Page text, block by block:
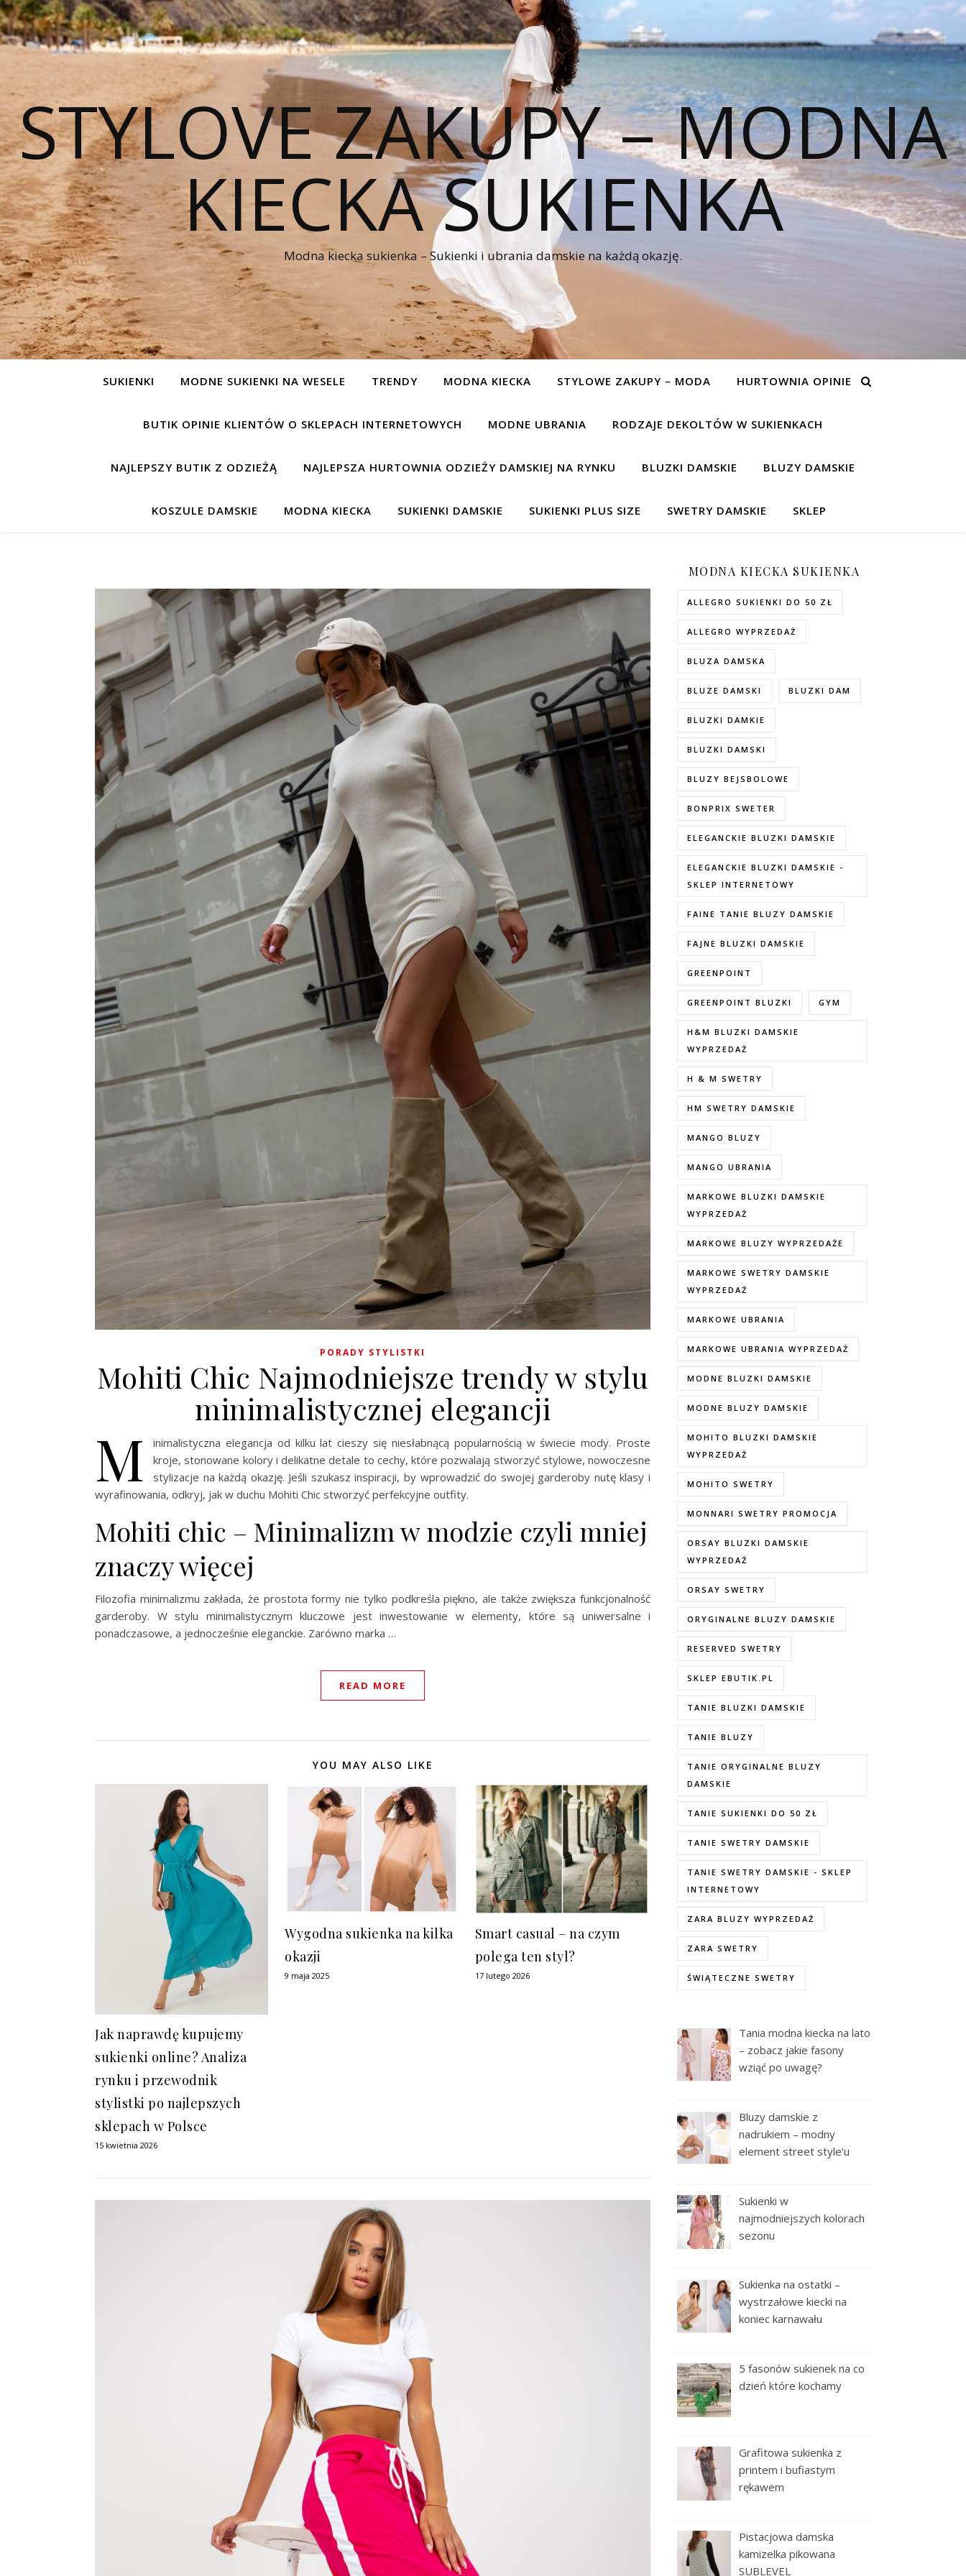
STYLOVE ZAKUPY – MODNA
KIECKA SUKIENKA
Modna kiecka sukienka – Sukienki i ubrania damskie na każdą okazję.
SUKIENKI MODNE SUKIENKI NA WESELE TRENDY MODNA KIECKA STYLOWE ZAKUPY – MODA HURTOWNIA OPINIE
BUTIK OPINIE KLIENTÓW O SKLEPACH INTERNETOWYCH MODNE UBRANIA RODZAJE DEKOLTÓW W SUKIENKACH
NAJLEPSZY BUTIK Z ODZIEŻĄ NAJLEPSZA HURTOWNIA ODZIEŻY DAMSKIEJ NA RYNKU BLUZKI DAMSKIE BLUZY DAMSKIE
KOSZULE DAMSKIE MODNA KIECKA SUKIENKI DAMSKIE SUKIENKI PLUS SIZE SWETRY DAMSKIE SKLEP
PORADY STYLISTKI
Mohiti Chic Najmodniejsze trendy w stylu
minimalistycznej elegancji
M
inimalistyczna elegancja od kilku lat cieszy się niesłabnącą popularnością w świecie mody. Proste
kroje, stonowane kolory i delikatne detale to cechy, które pozwalają stworzyć stylowe, nowoczesne
stylizacje na każdą okazję. Jeśli szukasz inspiracji, by wprowadzić do swojej garderoby nutę klasy i
wyrafinowania, odkryj, jak w duchu Mohiti Chic stworzyć perfekcyjne outfity.
Mohiti chic – Minimalizm w modzie czyli mniej
znaczy więcej
Filozofia minimalizmu zakłada, że prostota formy nie tylko podkreśla piękno, ale także zwiększa funkcjonalność
garderoby. W stylu minimalistycznym kluczowe jest inwestowanie w elementy, które są uniwersalne i
ponadczasowe, a jednocześnie eleganckie. Zarówno marka …
READ MORE
YOU MAY ALSO LIKE
Jak naprawdę kupujemy
sukienki online? Analiza
rynku i przewodnik
stylistki po najlepszych
sklepach w Polsce
15 kwietnia 2026
Wygodna sukienka na kilka
okazji
9 maja 2025
Smart casual – na czym
polega ten styl?
17 lutego 2026
MODNA KIECKA SUKIENKA
ALLEGRO SUKIENKI DO 50 ZŁ
ALLEGRO WYPRZEDAŻ
BLUZA DAMSKA
BLUZE DAMSKI BLUZKI DAM
BLUZKI DAMKIE
BLUZKI DAMSKI
BLUZY BEJSBOLOWE
BONPRIX SWETER
ELEGANCKIE BLUZKI DAMSKIE
ELEGANCKIE BLUZKI DAMSKIE -
SKLEP INTERNETOWY
FAINE TANIE BLUZY DAMSKIE
FAJNE BLUZKI DAMSKIE
GREENPOINT
GREENPOINT BLUZKI GYM
H&M BLUZKI DAMSKIE
WYPRZEDAŻ
H & M SWETRY
HM SWETRY DAMSKIE
MANGO BLUZY
MANGO UBRANIA
MARKOWE BLUZKI DAMSKIE
WYPRZEDAŻ
MARKOWE BLUZY WYPRZEDAŻE
MARKOWE SWETRY DAMSKIE
WYPRZEDAŻ
MARKOWE UBRANIA
MARKOWE UBRANIA WYPRZEDAŻ
MODNE BLUZKI DAMSKIE
MODNE BLUZY DAMSKIE
MOHITO BLUZKI DAMSKIE
WYPRZEDAŻ
MOHITO SWETRY
MONNARI SWETRY PROMOCJA
ORSAY BLUZKI DAMSKIE
WYPRZEDAŻ
ORSAY SWETRY
ORYGINALNE BLUZY DAMSKIE
RESERVED SWETRY
SKLEP EBUTIK.PL
TANIE BLUZKI DAMSKIE
TANIE BLUZY
TANIE ORYGINALNE BLUZY
DAMSKIE
TANIE SUKIENKI DO 50 ZŁ
TANIE SWETRY DAMSKIE
TANIE SWETRY DAMSKIE - SKLEP
INTERNETOWY
ZARA BLUZY WYPRZEDAŻ
ZARA SWETRY
ŚWIĄTECZNE SWETRY
Tania modna kiecka na lato
– zobacz jakie fasony
wziąć po uwagę?
Bluzy damskie z
nadrukiem – modny
element street style’u
Sukienki w
najmodniejszych kolorach
sezonu
Sukienka na ostatki –
wystrzałowe kiecki na
koniec karnawału
5 fasonów sukienek na co
dzień które kochamy
Grafitowa sukienka z
printem i bufiastym
rękawem
Pistacjowa damska
kamizelka pikowana
SUBLEVEL